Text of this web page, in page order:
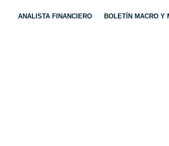
ANALISTA FINANCIERO BOLETÍN MACRO Y